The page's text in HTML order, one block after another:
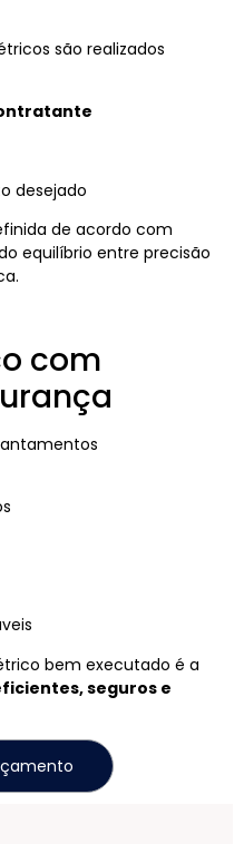
são realizados
desejado
de acordo com
equilíbrio entre precisão
com
bem executado é a
seguros e